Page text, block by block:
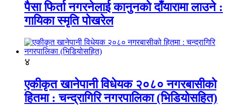
पैसा फिर्ता नगरनेलाई कानुनको दाँयारामा लाउने :
गायिका स्‍मृति पोखरेल
४
एकीकृत खानेपानी विधेयक २०८० नगरबासीको
हितमा : चन्द्रागिरि नगरपालिका (भिडियोसहित)